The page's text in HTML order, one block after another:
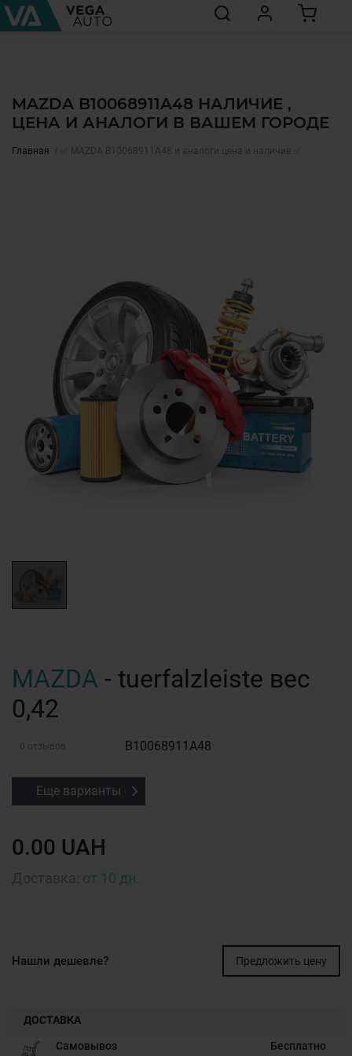
MAZDA B10068911A48 НАЛИЧИЕ ,
ЦЕНА И АНАЛОГИ В ВАШЕМ ГОРОДЕ
Главная ✅ MAZDA B10068911A48 и аналоги цена и наличие ✅
MAZDA - tuerfalzleiste вес
0,42
0 отзывов B10068911A48
Еще варианты
0.00 UAH
от 10 дн.
Нашли дешевле? Предложить цену
ДОСТАВКА
Самовывоз Бесплатно